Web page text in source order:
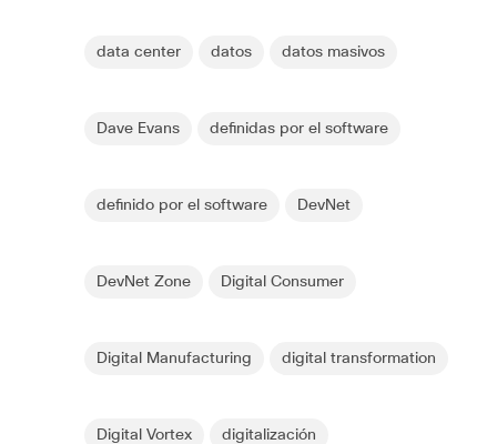
data center datos datos masivos
Dave Evans definidas por el software
definido por el software DevNet
DevNet Zone Digital Consumer
Digital Manufacturing digital transformation
Digital Vortex digitalización